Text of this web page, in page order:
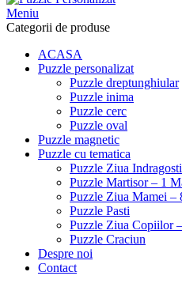
Meniu
Categorii de produse
ACASA
Puzzle personalizat
Puzzle dreptunghiular
Puzzle inima
Puzzle cerc
Puzzle oval
Puzzle magnetic
Puzzle cu tematica
Puzzle Ziua
Puzzle Martisor – 1
Puzzle Ziua Mamei –
Puzzle Pasti
Puzzle Ziua Copiilor
Puzzle Craciun
Despre noi
Contact